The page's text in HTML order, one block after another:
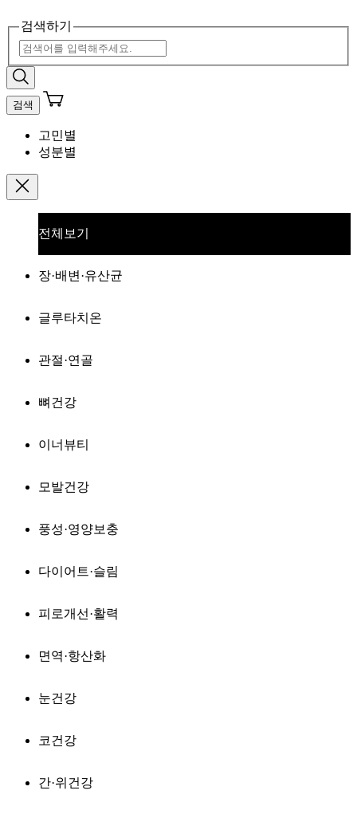
검색하기
검색
고민별
성분별
전체보기
장·배변·유산균
글루타치온
관절·연골
뼈건강
이너뷰티
모발건강
풍성·영양보충
다이어트·슬림
피로개선·활력
면역·항산화
눈건강
코건강
간·위건강